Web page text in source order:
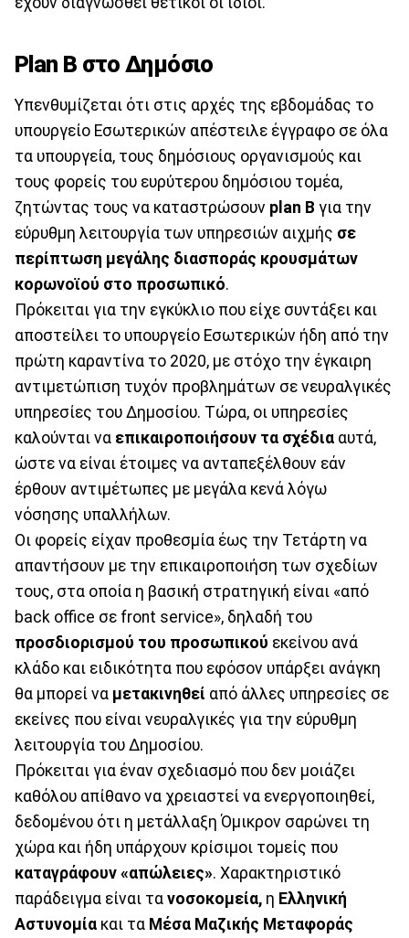
Plan B στο Δημόσιο
Υπενθυμίζεται ότι στις αρχές της εβδομάδας το
υπουργείο Εσωτερικών απέστειλε έγγραφο σε όλα
τα υπουργεία, τους δημόσιους οργανισμούς και
τους φορείς του ευρύτερου δημόσιου τομέα,
ζητώντας τους να καταστρώσουν plan B για την
εύρυθμη λειτουργία των υπηρεσιών αιχμής σε
περίπτωση μεγάλης διασποράς κρουσμάτων
κορωνοϊού στο προσωπικό.
Πρόκειται για την εγκύκλιο που είχε συντάξει και
αποστείλει το υπουργείο Εσωτερικών ήδη από την
πρώτη καραντίνα το 2020, με στόχο την έγκαιρη
αντιμετώπιση τυχόν προβλημάτων σε νευραλγικές
υπηρεσίες του Δημοσίου. Τώρα, οι υπηρεσίες
καλούνται να επικαιροποιήσουν τα σχέδια αυτά,
ώστε να είναι έτοιμες να ανταπεξέλθουν εάν
έρθουν αντιμέτωπες με μεγάλα κενά λόγω
νόσησης υπαλλήλων.
Οι φορείς είχαν προθεσμία έως την Τετάρτη να
απαντήσουν με την επικαιροποιήση των σχεδίων
τους, στα οποία η βασική στρατηγική είναι «από
back office σε front service», δηλαδή του
προσδιορισμού του προσωπικού εκείνου ανά
κλάδο και ειδικότητα που εφόσον υπάρξει ανάγκη
θα μπορεί να μετακινηθεί από άλλες υπηρεσίες σε
εκείνες που είναι νευραλγικές για την εύρυθμη
λειτουργία του Δημοσίου.
Πρόκειται για έναν σχεδιασμό που δεν μοιάζει
καθόλου απίθανο να χρειαστεί να ενεργοποιηθεί,
δεδομένου ότι η μετάλλαξη Όμικρον σαρώνει τη
χώρα και ήδη υπάρχουν κρίσιμοι τομείς που
καταγράφουν «απώλειες». Χαρακτηριστικό
παράδειγμα είναι τα νοσοκομεία, η Ελληνική
Αστυνομία και τα Μέσα Μαζικής Μεταφοράς